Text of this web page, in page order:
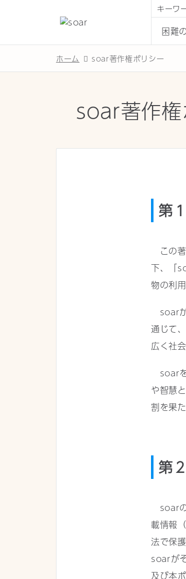
キーワ
困難
ホーム soar著作権ポリシー
soar著作
第
この
下、「
物の利
soar
通じて
広く社
soar
や智慧
割を果
第
soar
載情報
法で保
soarが
及び本